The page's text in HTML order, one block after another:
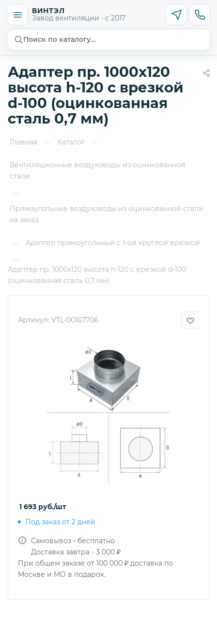
ВИНТЭЛ
Завод вентиляции · с 2017
Поиск по каталогу…
Адаптер пр. 1000х120
высота h-120 с врезкой
d-100 (оцинкованная
сталь 0,7 мм)
Главная — Каталог —
Вентиляционные воздуховоды из оцинкованной
стали
—
Прямоугольные воздуховоды из оцинкованной стали
на заказ
—
Адаптер прямоугольный с 1-ой круглой врезкой
—
Адаптер пр. 1000х120 высота h-120 с врезкой d-100
(оцинкованная сталь 0,7 мм)
Артикул: VTL-00167706
1 693 руб./шт
Под заказ от 2 дней
Самовывоз - бесплатно
Доставка завтра - 3 000 ₽
При общем заказе от 100 000 ₽ доставка по
Москве и МО в подарок.